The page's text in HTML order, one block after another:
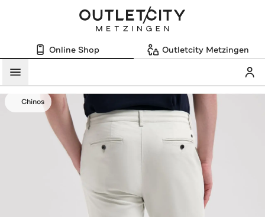
Online Shop Outletcity Metzingen
Menü
Chinos